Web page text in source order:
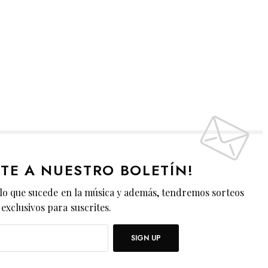
A NUESTRO BOLETÍN!
que sucede en la música y además, tendremos sorteos
exclusivos para suscrites.
SIGN UP